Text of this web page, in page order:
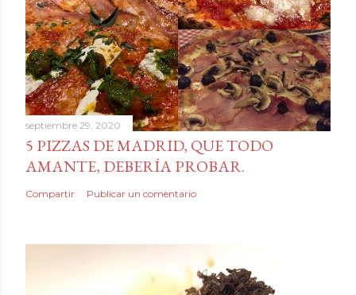
septiembre 29, 2020
5 PIZZAS DE MADRID, QUE TODO
AMANTE, DEBERÍA PROBAR.
Compartir Publicar un comentario